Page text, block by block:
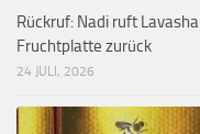
Rückruf: Nadi ruft
Fruchtplatte zurück
24 JULI, 2026